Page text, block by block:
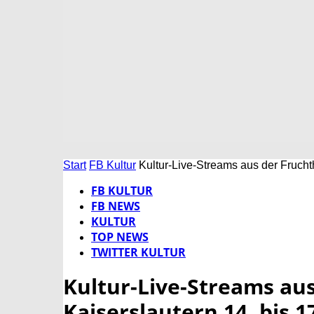
Start FB Kultur Kultur-Live-Streams aus der
FB KULTUR
FB NEWS
KULTUR
TOP NEWS
TWITTER KULTUR
Kultur-Live-Streams